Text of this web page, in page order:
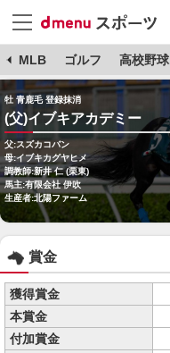
MLB ゴルフ 高校野球
牡 青鹿毛 登録抹消
(父)イブキアカデミー
父:スズカコバン
母:イブキカグヤヒメ
調教師:新井 仁 (栗東)
馬主:有限会社 伊吹
生産者:北陽ファーム
賞金
獲得賞金
本賞金
付加賞金